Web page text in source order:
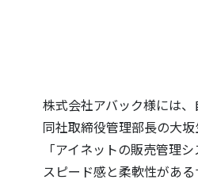
株式会社アバック様には
同社取締役管理部長の大
「アイネットの販売管理
スピード感と柔軟性があ